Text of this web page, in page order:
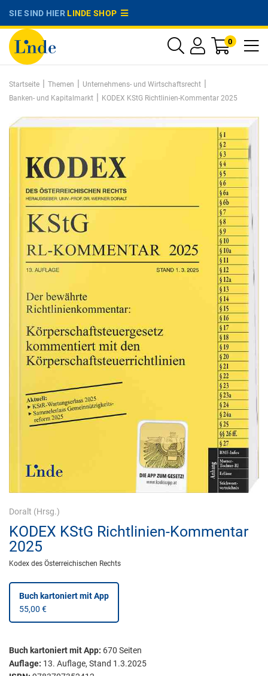
SIE SIND HIERLINDE SHOP
0
Startseite | Themen | Unternehmens- und Wirtschaftsrecht |
Banken- und Kapitalmarkt | KODEX KStG Richtlinien-Kommentar 2025
Doralt (Hrsg.)
KODEX KStG Richtlinien-Kommentar
2025
Kodex des Österreichischen Rechts
Buch kartoniertmit App
55,00 €
Buch kartoniertmit App: 670 Seiten
Auflage: 13. Auflage, Stand 1.3.2025